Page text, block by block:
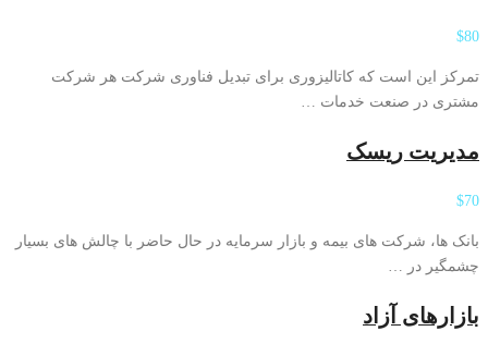
$80
تمرکز این است که کاتالیزوری برای تبدیل فناوری شرکت هر شرکت
مشتری در صنعت خدمات …
مدیریت ریسک
$70
بانک ها، شرکت های بیمه و بازار سرمایه در حال حاضر با چالش های بسیار
چشمگیر در …
بازارهای آزاد